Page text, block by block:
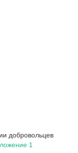
добровольцев
1